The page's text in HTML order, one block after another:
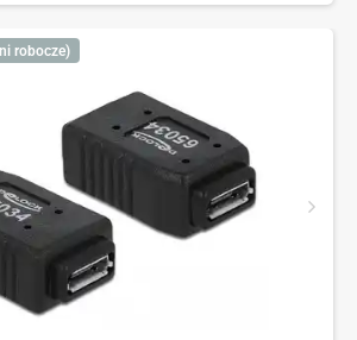
robocze)